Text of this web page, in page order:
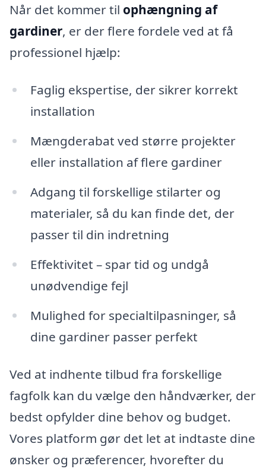
Når det kommer til ophængning af
gardiner, er der flere fordele ved at få
professionel hjælp:
Faglig ekspertise, der sikrer korrekt
installation
Mængderabat ved større projekter
eller installation af flere gardiner
Adgang til forskellige stilarter og
materialer, så du kan finde det, der
passer til din indretning
Effektivitet – spar tid og undgå
unødvendige fejl
Mulighed for specialtilpasninger, så
dine gardiner passer perfekt
Ved at indhente tilbud fra forskellige
fagfolk kan du vælge den håndværker, der
bedst opfylder dine behov og budget.
Vores platform gør det let at indtaste dine
ønsker og præferencer, hvorefter du